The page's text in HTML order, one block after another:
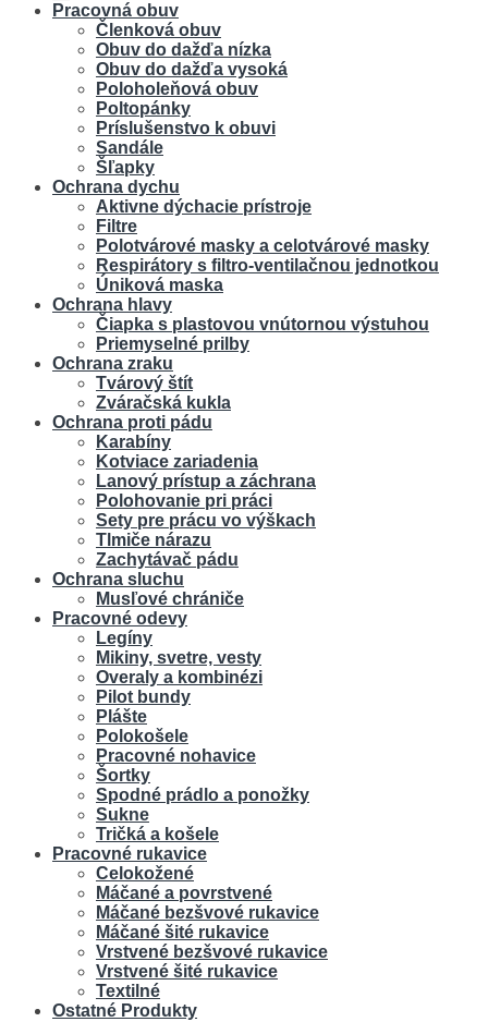
Pracovná obuv
Členková obuv
Obuv do dažďa nízka
Obuv do dažďa vysoká
Poloholeňová obuv
Poltopánky
Príslušenstvo k obuvi
Sandále
Šľapky
Ochrana dychu
Aktivne dýchacie prístroje
Filtre
Polotvárové masky a celotvárové masky
Respirátory s filtro-ventilačnou jednotkou
Úniková maska
Ochrana hlavy
Čiapka s plastovou vnútornou výstuhou
Priemyselné prilby
Ochrana zraku
Tvárový štít
Zváračská kukla
Ochrana proti pádu
Karabíny
Kotviace zariadenia
Lanový prístup a záchrana
Polohovanie pri práci
Sety pre prácu vo výškach
Tlmiče nárazu
Zachytávač pádu
Ochrana sluchu
Musľové chrániče
Pracovné odevy
Legíny
Mikiny, svetre, vesty
Overaly a kombinézi
Pilot bundy
Plášte
Polokošele
Pracovné nohavice
Šortky
Spodné prádlo a ponožky
Sukne
Tričká a košele
Pracovné rukavice
Celokožené
Máčané a povrstvené
Máčané bezšvové rukavice
Máčané šité rukavice
Vrstvené bezšvové rukavice
Vrstvené šité rukavice
Textilné
Ostatné Produkty